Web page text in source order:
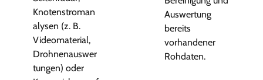
Knotenstroman
alysen (z. B.
Videomaterial,
Drohnenauswer
tungen) oder
Auswertung
bereits
vorhandener
Rohdaten.